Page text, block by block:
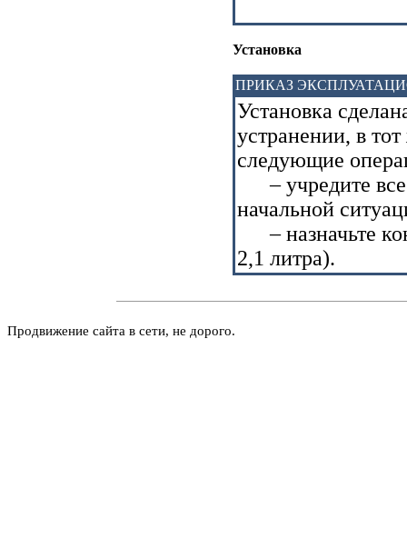
Установка
ПРИКАЗ
Установка
устранении, в
следующие
– учредите все
начальной
– назначьте
2,1 литра).
Продвижение сайта в сети, не дорого.